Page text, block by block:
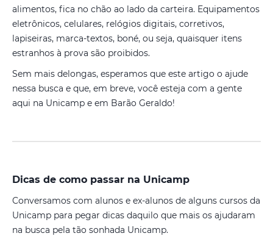
alimentos, fica no chão ao lado da carteira. Equipamentos
eletrônicos, celulares, relógios digitais, corretivos,
lapiseiras, marca-textos, boné, ou seja, quaisquer itens
estranhos à prova são proibidos.
Sem mais delongas, esperamos que este artigo o ajude
nessa busca e que, em breve, você esteja com a gente
aqui na Unicamp e em Barão Geraldo!
Dicas de como passar na Unicamp
Conversamos com alunos e ex-alunos de alguns cursos da
Unicamp para pegar dicas daquilo que mais os ajudaram
na busca pela tão sonhada Unicamp.